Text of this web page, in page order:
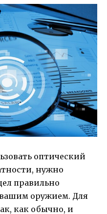
оптический
нужно
правильно
оружием. Для
как обычно, и